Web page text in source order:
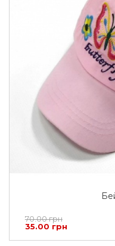
70.00 грн
35.00 грн